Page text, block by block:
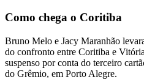
Como chega o Coritiba
Bruno Melo e Jacy Maranhão
do confronto entre Coritiba e
suspenso por conta do terceiro
do Grêmio, em Porto Alegre.